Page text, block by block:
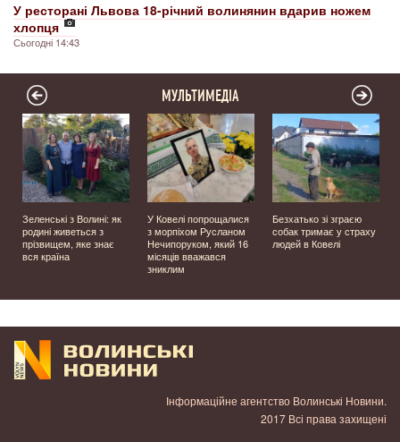
У ресторані Львова 18-річний волинянин вдарив ножем
хлопця
Сьогодні 14:43
МУЛЬТИМЕДІА
Зеленські з Волині: як
родині живеться з
прізвищем, яке знає
вся країна
У Ковелі попрощалися
з морпіхом Русланом
Нечипоруком, який 16
місяців вважався
зниклим
Безхатько зі зграєю
собак тримає у страху
людей в Ковелі
Інформаційне агентство Волинські Новини.
2017 Всі права захищені